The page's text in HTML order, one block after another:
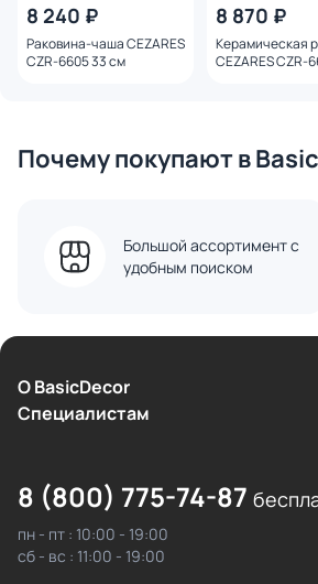
8 240 ₽
Раковина-чаша CEZARES
CZR-6605 33 см
8 870 ₽
Керамическая
CEZARES CZR-
Почему покупают в
Большой ассортимент с
удобным поиском
О BasicDecor
Cпециалистам
8 (800) 775-74-87
пн - пт : 10:00 - 19:00
сб - вс : 11:00 - 19:00